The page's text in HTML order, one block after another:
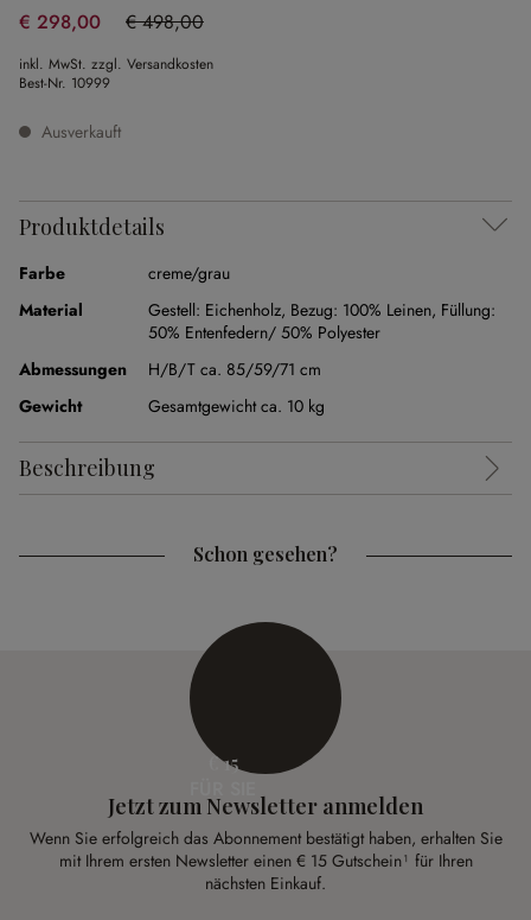
€ 298,00 € 498,00
(40.16% gespart)
inkl. MwSt. zzgl. Versandkosten
Best-Nr. 10999
Ausverkauft
Produktdetails
Farbe
creme/grau
Material
Gestell: Eichenholz, Bezug: 100% Leinen, Füllung:
50% Entenfedern/ 50% Polyester
Abmessungen
H/B/T ca. 85/59/71 cm
Gewicht
Gesamtgewicht ca. 10 kg
Beschreibung
Schon gesehen?
€ 15
Jetzt zum Newsletter anmelden
Wenn Sie erfolgreich das Abonnement bestätigt haben, erhalten Sie
mit Ihrem ersten Newsletter einen € 15 Gutschein¹ für Ihren
nächsten Einkauf.